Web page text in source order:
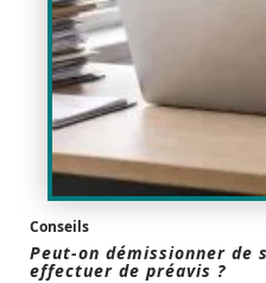
Conseils
Peut-on démissionner de
effectuer de préavis ?